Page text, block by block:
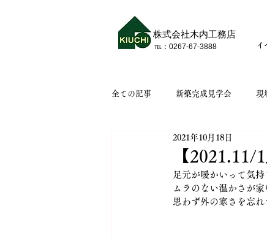
株式会社木内工務店
​℡：​0267-67-3888 イ
全ての記事 新築完成見学会 現
【
2021年10月18日
足元が暖かいって気持
ムラのない温かさが家
思わず外の寒さを忘